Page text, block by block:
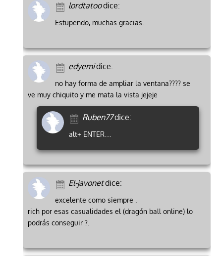
lordtatoodice:
Estupendo, muchas gracias.
edyemidice:
no hay forma de ampliar la ventana???? se
ve muy chiquito y me mata la vista jejeje
Ruben77dice:
alt+ ENTER…
El-javonetdice:
excelente como siempre .
rich por esas casualidades el (dragón ball online) lo
podrás conseguir ?.